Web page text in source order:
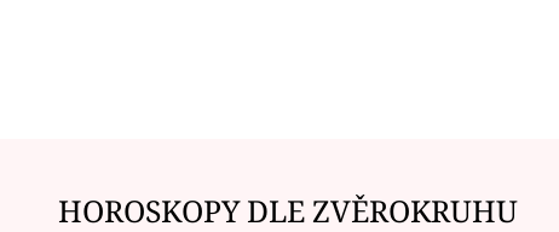
HOROSKOPY DLE ZVĚROKRUHU